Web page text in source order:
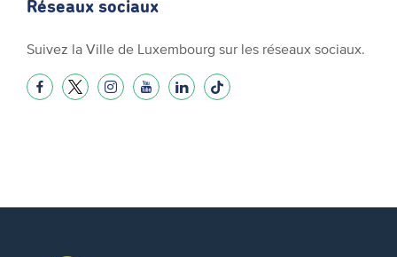
Réseaux sociaux
Suivez la Ville de Luxembourg sur les réseaux sociaux.